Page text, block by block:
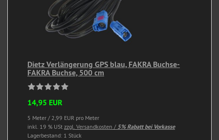
Dietz Verlängerung GPS blau, FAKRA Buchse-
FAKRA Buchse, 500 cm
14,95 EUR
5 Meter / 2,99 EUR pro Meter
inkl. 19 % USt zzgl. Versandkosten / 5% Rabatt bei Vorkasse
Lagerbestand: 1 Stück